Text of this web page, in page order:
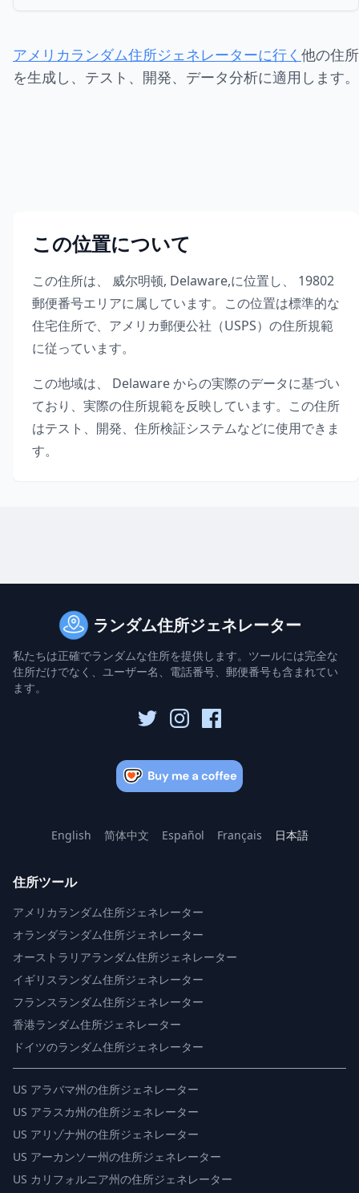
アメリカランダム住所ジェネレーターに行く 他の住所
を生成し、テスト、開発、データ分析に適用します。
この位置について
この住所は、 威尔明顿, Delaware,に位置し、
19802
郵便番号エリアに属しています。この位置は標準的な
住宅住所で、アメリカ郵便公社（USPS）の住所規範
に従っています。
この地域は、
Delawareからの実際のデータに基づい
ており、実際の住所規範を反映しています。この住所
はテスト、開発、住所検証システムなどに使用できま
す。
ランダム住所ジェネレーター
私たちは正確でランダムな住所を提供します。ツールには完全な
住所だけでなく、ユーザー名、電話番号、郵便番号も含まれてい
ます。
English 简体中文 Español Français 日本語
住所ツール
アメリカランダム住所ジェネレーター
オランダランダム住所ジェネレーター
オーストラリアランダム住所ジェネレーター
イギリスランダム住所ジェネレーター
フランスランダム住所ジェネレーター
香港ランダム住所ジェネレーター
ドイツのランダム住所ジェネレーター
US アラバマ州の住所ジェネレーター
US アラスカ州の住所ジェネレーター
US アリゾナ州の住所ジェネレーター
US アーカンソー州の住所ジェネレーター
US カリフォルニア州の住所ジェネレーター